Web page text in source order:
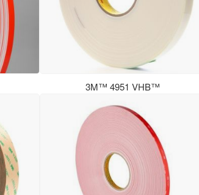
3M™ 4951 VHB™